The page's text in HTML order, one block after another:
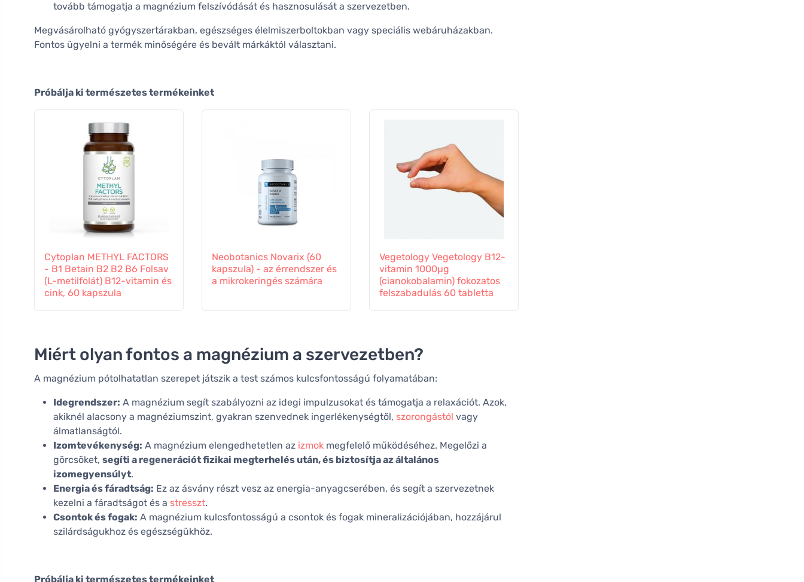
tovább támogatja a magnézium felszívódását és hasznosulását a szervezetben.
Megvásárolható gyógyszertárakban, egészséges élelmiszerboltokban vagy speciális webáruházakban.
Fontos ügyelni a termék minőségére és bevált márkáktól választani.
Próbálja ki természetes termékeinket
Cytoplan METHYL FACTORS
- B1 Betain B2 B2 B6 Folsav
(L-metilfolát) B12-vitamin és
cink, 60 kapszula
Neobotanics Novarix (60
kapszula) - az érrendszer és
a mikrokeringés számára
Vegetology Vegetology B12-
vitamin 1000µg
(cianokobalamin) fokozatos
felszabadulás 60 tabletta
Miért olyan fontos a magnézium a szervezetben?
A magnézium pótolhatatlan szerepet játszik a test számos kulcsfontosságú folyamatában:
Idegrendszer: A magnézium segít szabályozni az idegi impulzusokat és támogatja a relaxációt. Azok,
akiknél alacsony a magnéziumszint, gyakran szenvednek ingerlékenységtől, szorongástól vagy
álmatlanságtól.
Izomtevékenység: A magnézium elengedhetetlen az izmok megfelelő működéséhez. Megelőzi a
görcsöket, segíti a regenerációt fizikai megterhelés után, és biztosítja az általános
izomegyensúlyt.
Energia és fáradtság: Ez az ásvány részt vesz az energia-anyagcserében, és segít a szervezetnek
kezelni a fáradtságot és a stresszt.
Csontok és fogak: A magnézium kulcsfontosságú a csontok és fogak mineralizációjában, hozzájárul
szilárdságukhoz és egészségükhöz.
Próbálja ki természetes termékeinket